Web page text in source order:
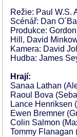
Režie: Paul W.S.
Scénář: Dan
Produkce:
Hill, David
Kamera: David
Hudba: James
Hrají:
Sanaa Lathan
Raoul Bova
Lance Henriksen
Ewen Bremner
Colin Salmon
Tommy Flanagan